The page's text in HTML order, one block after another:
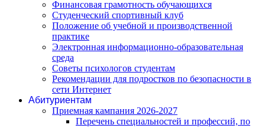
Финансовая грамотность обучающихся
Студенческий спортивный клуб
Положение об учебной и производственной
практике
Электронная информационно-образовательная
среда
Советы психологов студентам
Рекомендации для подростков по безопасности в
сети Интернет
Абитуриентам
Приемная кампания 2026-2027
Перечень специальностей и профессий, по